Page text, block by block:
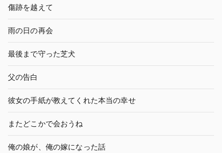
傷跡を越えて
雨の日の再会
最後まで守った芝犬
父の告白
彼女の手紙が教えてくれた本当の幸せ
またどこかで会おうね
俺の娘が、俺の嫁になった話